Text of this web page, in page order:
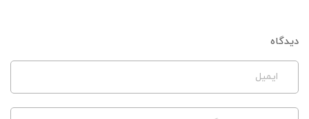
دیدگاه
ایمیل